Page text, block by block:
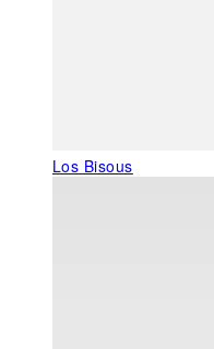
Los Bisous